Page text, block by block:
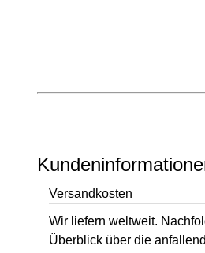
Versandkosten
Wir liefern weltweit.
Überblick über die